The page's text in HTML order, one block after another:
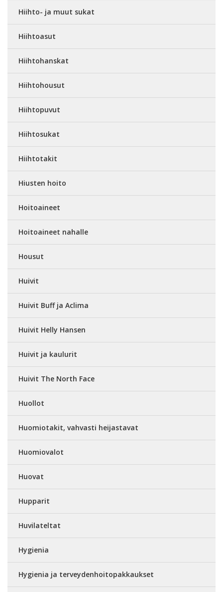
Hiihto- ja muut sukat
Hiihtoasut
Hiihtohanskat
Hiihtohousut
Hiihtopuvut
Hiihtosukat
Hiihtotakit
Hiusten hoito
Hoitoaineet
Hoitoaineet nahalle
Housut
Huivit
Huivit Buff ja Aclima
Huivit Helly Hansen
Huivit ja kaulurit
Huivit The North Face
Huollot
Huomiotakit, vahvasti heijastavat
Huomiovalot
Huovat
Hupparit
Huvilateltat
Hygienia
Hygienia ja terveydenhoitopakkaukset